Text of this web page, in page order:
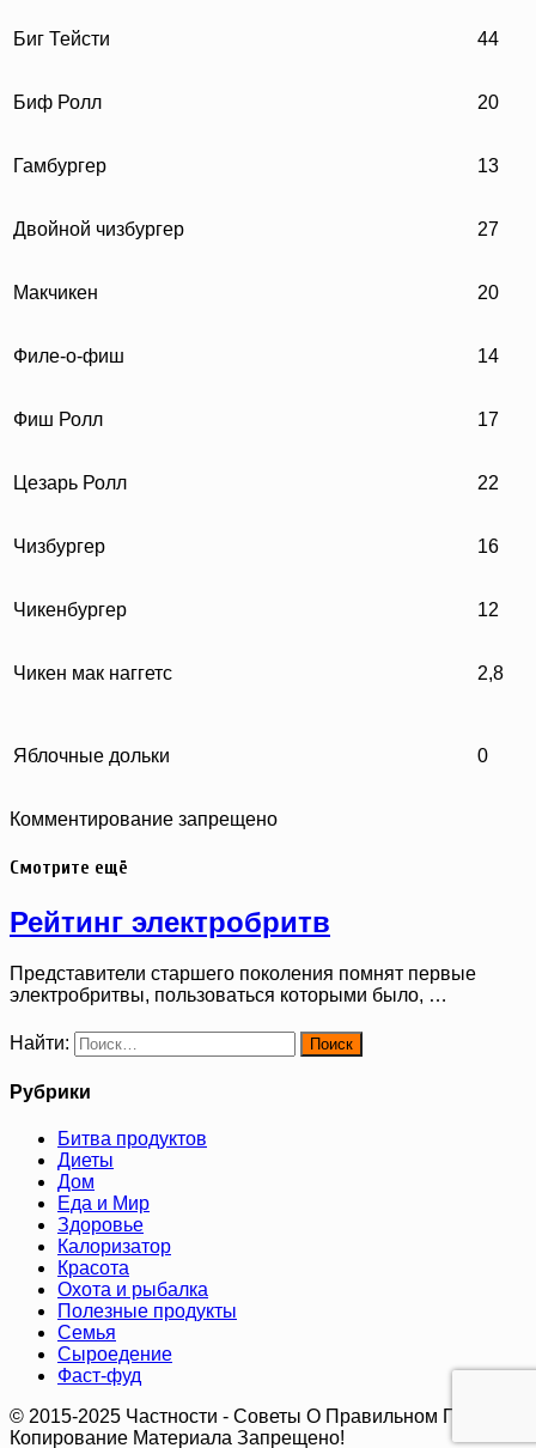
Биг Тейсти 44
Биф Ролл 20
Гамбургер 13
Двойной чизбургер 27
Макчикен 20
Филе-о-фиш 14
Фиш Ролл 17
Цезарь Ролл 22
Чизбургер 16
Чикенбургер 12
Чикен мак наггетс 2,8
Яблочные дольки 0
Комментирование запрещено
Смотрите ещё
Рейтинг электробритв
Представители старшего поколения помнят первые
электробритвы, пользоваться которыми было, …
Найти:
Рубрики
Битва продуктов
Диеты
Дом
Еда и Мир
Здоровье
Калоризатор
Красота
Охота и рыбалка
Полезные продукты
Семья
Сыроедение
Фаст-фуд
© 2015-2025 Частности - Советы О Правильном Питании.
Копирование Материала Запрещено!